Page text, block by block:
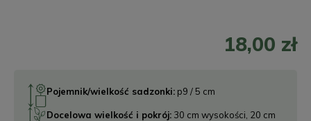
Pojemnik/wielkość sadzonki: p9 / 5 cm
Docelowa wielkość i pokrój: 30 cm wysokości, 20 cm
18,00 zł